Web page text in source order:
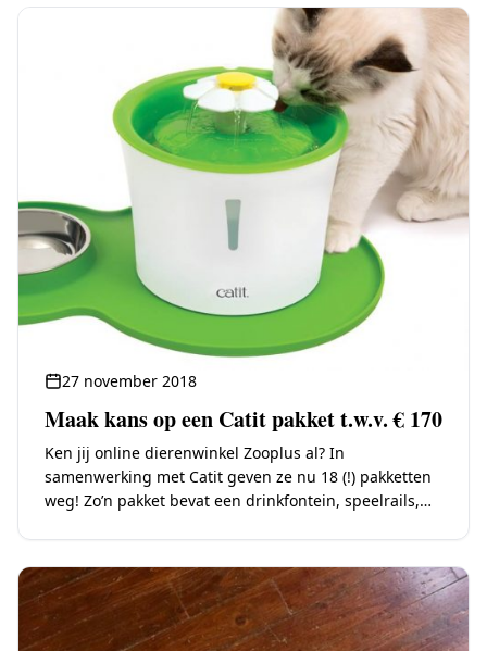
27 november 2018
Maak kans op een Catit pakket t.w.v. € 170
Ken jij online dierenwinkel Zooplus al? In
samenwerking met Catit geven ze nu 18 (!) pakketten
weg! Zo’n pakket bevat een drinkfontein, speelrails,